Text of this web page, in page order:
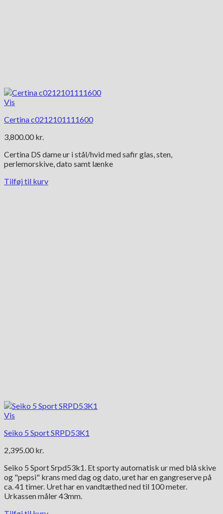
Vis
Certina c0212101111600
3,800.00 kr.
Certina DS dame ur i stål/hvid med safir glas, sten,
perlemorskive, dato samt lænke
Tilføj til kurv
Vis
Seiko 5 Sport SRPD53K1
2,395.00 kr.
Seiko 5 Sport Srpd53k1. Et sporty automatisk ur med blå skive
og "pepsi" krans med dag og dato, uret har en gangreserve på
ca. 41 timer. Uret har en vandtæthed ned til 100 meter.
Urkassen måler 43mm.